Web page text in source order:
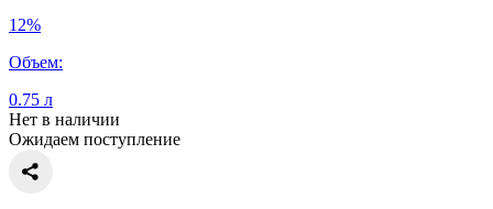
12%
Объем:
0.75 л
Нет в наличии
Ожидаем поступление